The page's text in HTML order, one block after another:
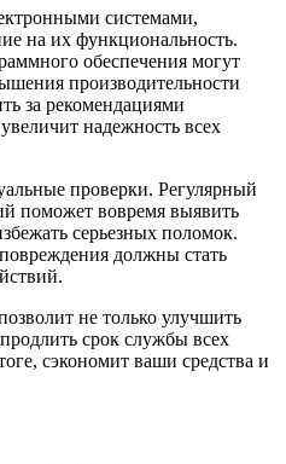
системами,
на их функциональность.
обеспечения могут
производительности
за рекомендациями
надежность всех
проверки. Регулярный
поможет вовремя выявить
серьезных поломок.
должны стать
не только улучшить
срок службы всех
сэкономит ваши средства и